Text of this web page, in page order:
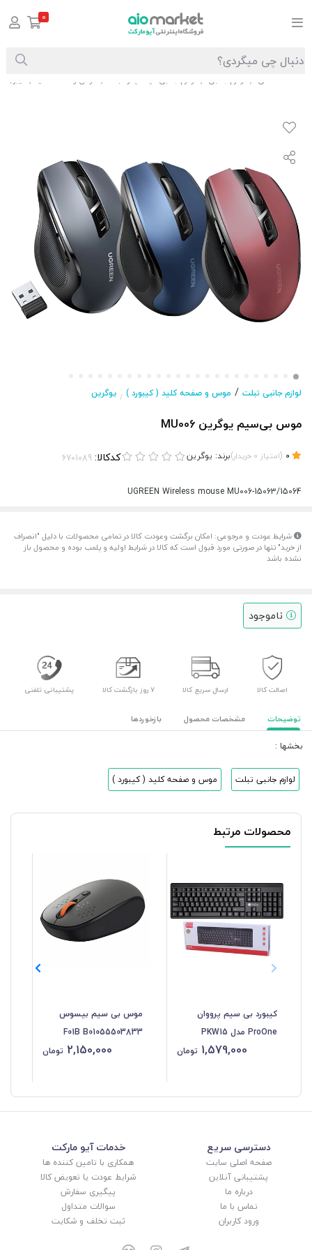
صفحه اصلی / لوازم جانبی / لوازم جانبی لپ تاپ و تبلت / موس و صفحه کلید ( کیبورد )
لوازم جانبی تبلت / موس و صفحه کلید ( کیبورد ) / یوگرین
موس بی‌سیم یوگرین MU006
(امتیاز 0 خریدار)برند: یوگرین کدکالا:
UGREEN Wireless mouse MU006-15063/15064
شرایط عودت و مرجوعی: امکان برگشت وعودت کالا در تمامی محصولات با دلیل "انصراف
از خرید" تنها در صورتی مورد قبول است که کالا در شرایط اولیه و پلمب بوده و محصول باز
نشده باشد
ناموجود
اصالت کالا ارسال سریع کالا ۷ روز بازگشت کالا پشتیبانی تلفنی
توضیحات مشخصات محصول بازخوردها
بخشها :
لوازم جانبی تبلت موس و صفحه کلید ( کیبورد )
محصولات مرتبط
کیبورد بی سیم پرووان
ProOne مدل PKW15
1,579,000 تومان
موس بی سیم بیسوس
F01B B01055503833
2,150,000 تومان
دسترسی سریع
صفحه اصلی سایت
پشتیبانی آنلاین
درباره ما
تماس با ما
ورود کاربران
خدمات آیو مارکت
همکاری با تامین کننده ها
شرایط عودت یا تعویض کالا
پیگیری سفارش
سوالات متداول
ثبت تخلف و شکایت
0